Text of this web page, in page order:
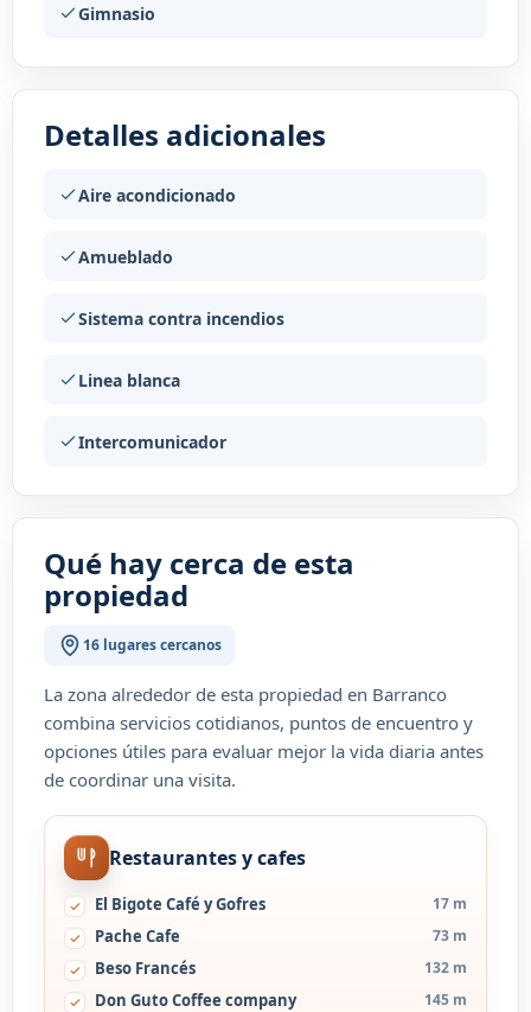
Gimnasio
Detalles adicionales
Aire acondicionado
Amueblado
Sistema contra incendios
Linea blanca
Intercomunicador
Qué hay cerca de esta
propiedad
16 lugares cercanos
La zona alrededor de esta propiedad en Barranco
combina servicios cotidianos, puntos de encuentro y
opciones útiles para evaluar mejor la vida diaria antes
de coordinar una visita.
Restaurantes y cafes
El Bigote Café y Gofres 17 m
Pache Cafe 73 m
Beso Francés 132 m
Don Guto Coffee company 145 m